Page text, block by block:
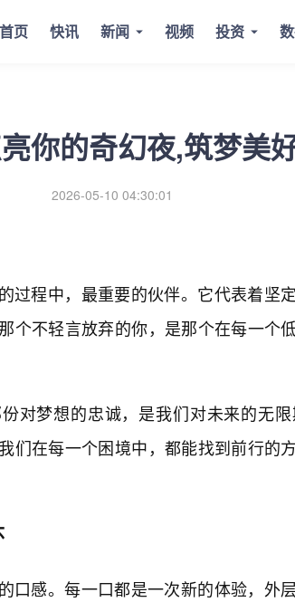
首页 快讯 新闻 视频 投资
你的奇幻夜,筑梦美
2026-05-10 04:30:01
过程中，最重要的伙伴。它代表着坚
个不轻言放弃的你，是那个在每一个
对梦想的忠诚，是我们对未来的无
们在每一个困境中，都能找到前行的
口感。每一口都是一次新的体验，外